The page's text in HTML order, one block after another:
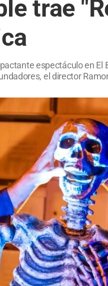
trae
espectáculo en
el director